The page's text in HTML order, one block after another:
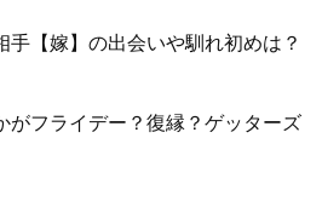
手【嫁】の出会いや馴れ初めは？
がフライデー？復縁？ゲッターズ